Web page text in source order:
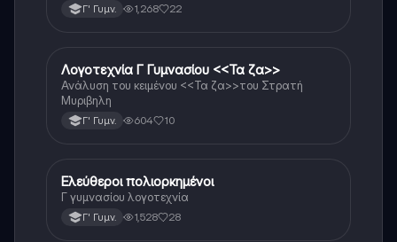
Γ' Γυμν. 1,268 22
Νέα Ελληνικά
Λογοτεχνία Γ Γυμνασίου <<Τα ζα>>
Ανάλυση του κειμένου <<Τα ζα>>του Στρατή
Μυριβηλη
Γ' Γυμν. 604 10
Νέα Ελληνικά
Ελεύθεροι πολιορκημένοι
Γ γυμνασίου λογοτεχνία
Γ' Γυμν. 1,528 28